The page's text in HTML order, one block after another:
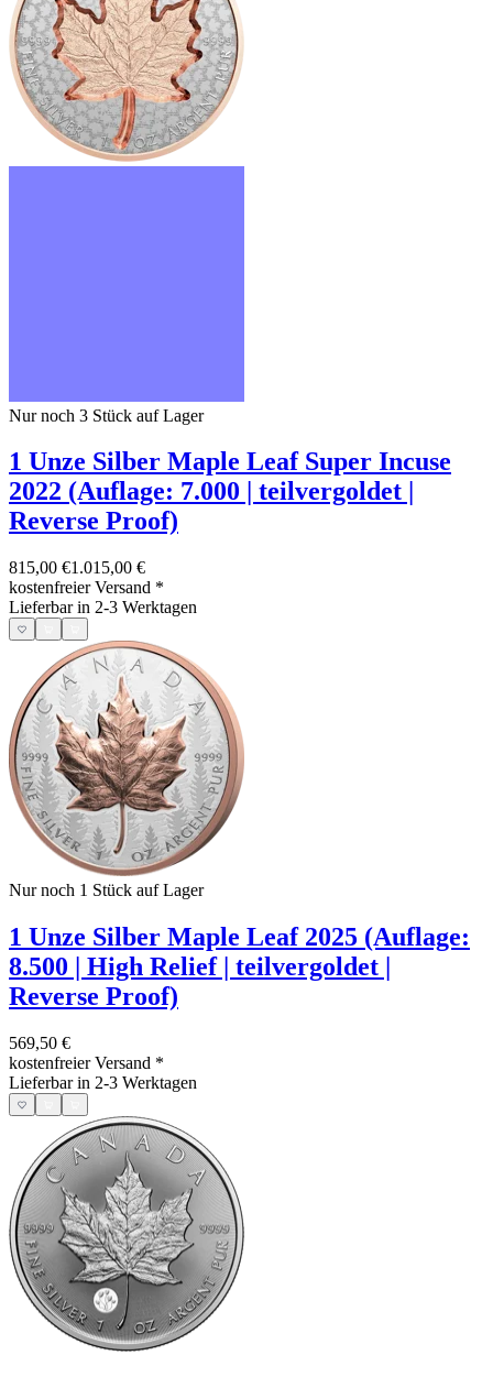
Nur noch 3 Stück auf Lager
1 Unze Silber Maple Leaf Super Incuse
2022 (Auflage: 7.000 | teilvergoldet |
Reverse Proof)
815,00 €1.015,00 €
kostenfreier Versand *
Lieferbar in 2-3 Werktagen
Nur noch 1 Stück auf Lager
1 Unze Silber Maple Leaf 2025 (Auflage:
8.500 | High Relief | teilvergoldet |
Reverse Proof)
569,50 €
kostenfreier Versand *
Lieferbar in 2-3 Werktagen